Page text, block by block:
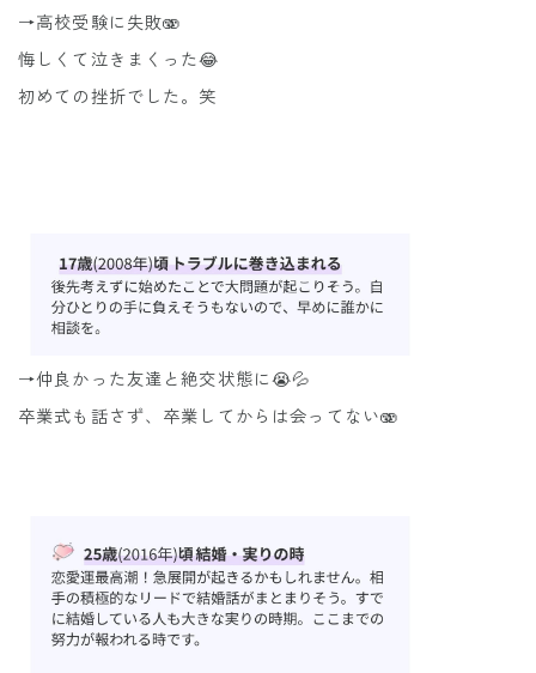
→高校受験に失敗🫨
悔しくて泣きまくった😂
初めての挫折でした。笑
→仲良かった友達と絶交状態に😭💦
卒業式も話さず、卒業してからは会ってない🫨